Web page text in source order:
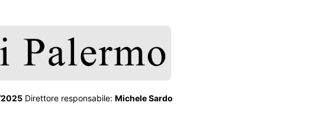
Direttore responsabile: Michele Sardo